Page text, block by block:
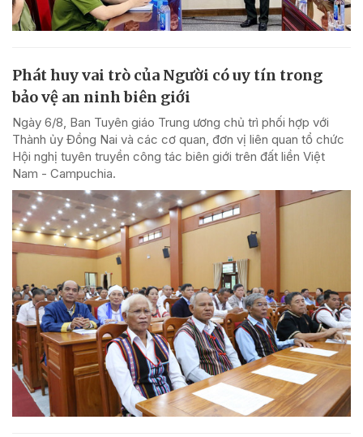
Phát huy vai trò của Người có uy tín trong
bảo vệ an ninh biên giới
Ngày 6/8, Ban Tuyên giáo Trung ương chủ trì phối hợp với
Thành ủy Đồng Nai và các cơ quan, đơn vị liên quan tổ chức
Hội nghị tuyên truyền công tác biên giới trên đất liền Việt
Nam - Campuchia.